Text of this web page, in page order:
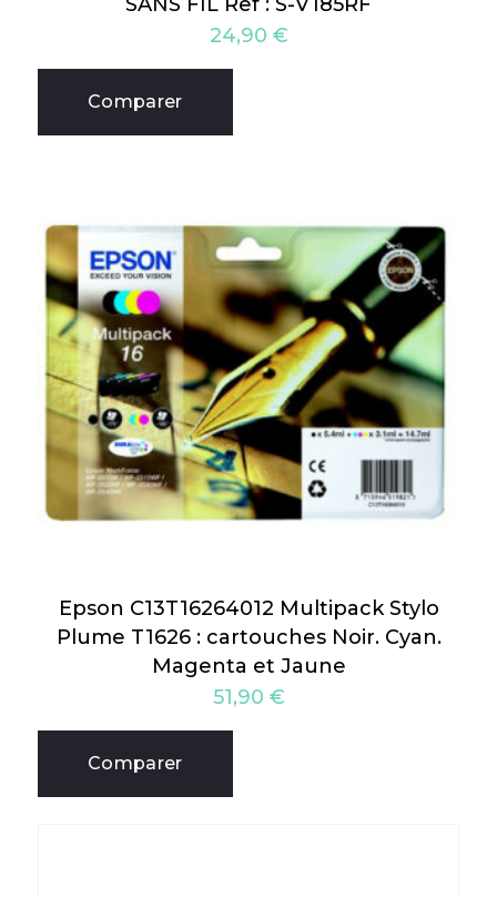
24,90 €
Comparer
Epson C13T16264012 Multipack Stylo
Plume T1626 : cartouches Noir. Cyan.
Magenta et Jaune
51,90 €
Comparer